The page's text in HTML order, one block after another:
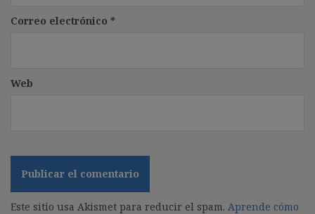
Correo electrónico *
Web
Este sitio usa Akismet para reducir el spam. Aprende cómo